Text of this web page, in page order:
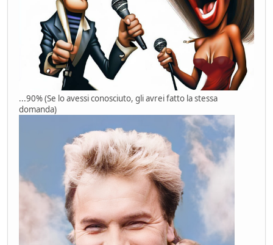
...90% (Se lo avessi conosciuto, gli avrei fatto la stessa
domanda)